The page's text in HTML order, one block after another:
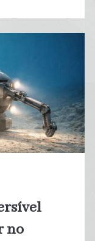
no